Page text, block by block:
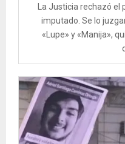
La Justicia rechazó el
imputado. Se lo
«Lupe» y «Manija»,